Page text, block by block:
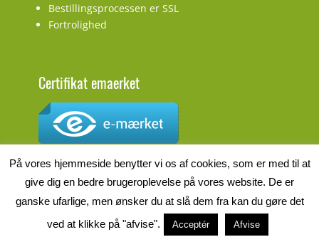
Bestillingsprocessen er SSL
Fortrolighed
Certifikat emaerket
På vores hjemmeside benytter vi os af cookies, som er med til at
give dig en bedre brugeroplevelse på vores website. De er
ganske ufarlige, men ønsker du at slå dem fra kan du gøre det
ved at klikke på "afvise".
Acceptér Afvise